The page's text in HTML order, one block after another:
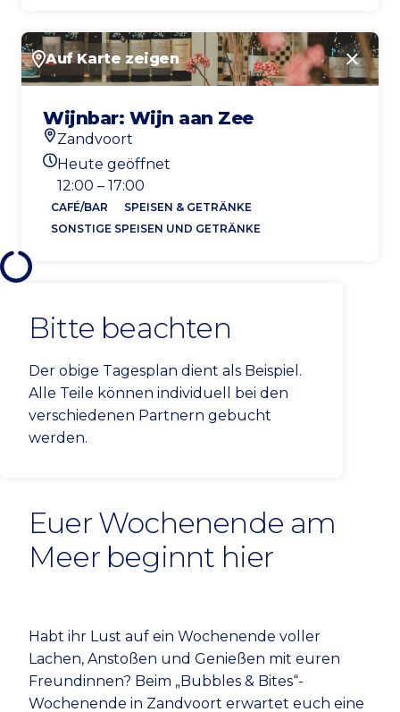
Auf Karte zeigen
Wijnbar: Wijn aan Zee
Standort
Zandvoort
Heutigen Öffnungszeiten
Heute geöffnet
12:00 – 17:00
CAFÉ/BAR
SPEISEN & GETRÄNKE
SONSTIGE SPEISEN UND GETRÄNKE
Bitte beachten
Der obige Tagesplan dient als Beispiel.
Alle Teile können individuell bei den
verschiedenen Partnern gebucht
werden.
Euer Wochenende am
Meer beginnt hier
Habt ihr Lust auf ein Wochenende voller
Lachen, Anstoßen und Genießen mit euren
Freundinnen? Beim „Bubbles & Bites“-
Wochenende in Zandvoort erwartet euch eine